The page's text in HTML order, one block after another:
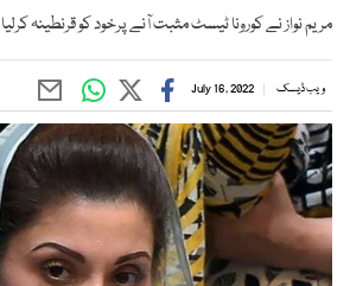
مریم نواز نے کورونا ٹیسٹ مثبت آنے پرخود کو قرنطینہ کرلیا
ویب ڈیسک July 16, 2022